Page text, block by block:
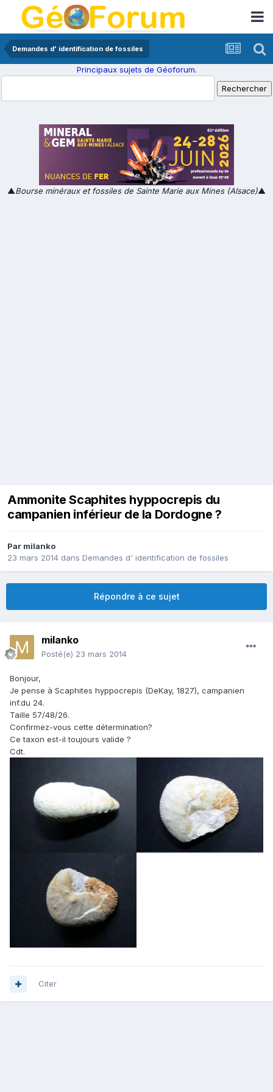
Demandes d' identification de fossiles
Principaux sujets de Géoforum.
▲Bourse minéraux et fossiles de Sainte Marie aux Mines (Alsace)▲
Ammonite Scaphites hyppocrepis du
campanien inférieur de la Dordogne ?
Par milanko
23 mars 2014 dans Demandes d' identification de fossiles
Répondre à ce sujet
milanko
Posté(e) 23 mars 2014
Bonjour,
Je pense à Scaphites hyppocrepis (DeKay, 1827), campanien
inf.du 24.
Taille 57/48/26.
Confirmez-vous cette détermination?
Ce taxon est-il toujours valide ?
Cdt.
Citer